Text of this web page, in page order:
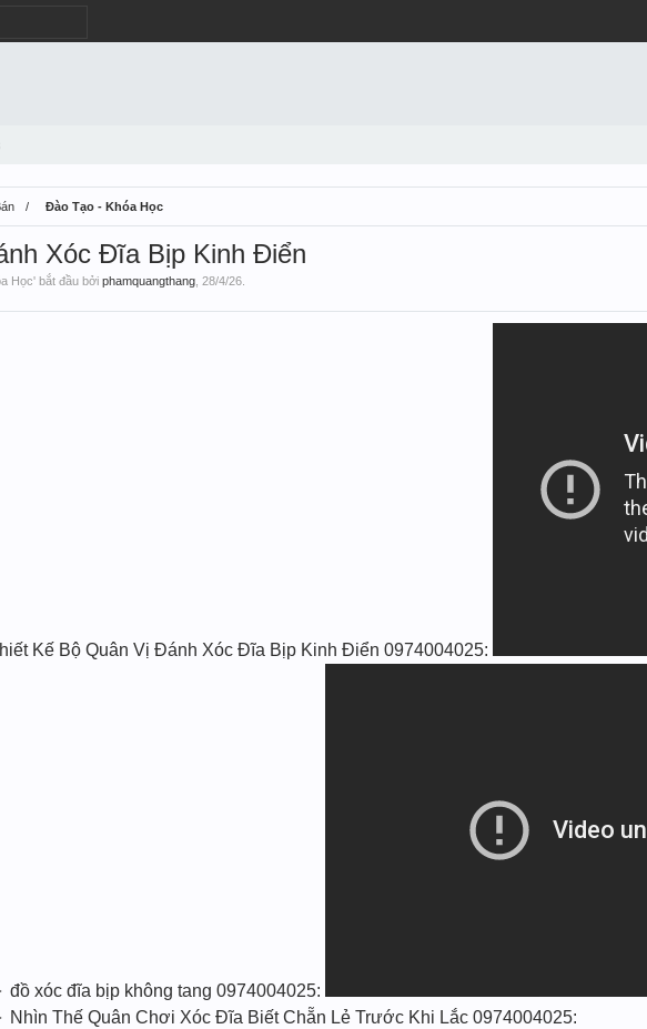
Đào Tạo - Khóa Học
Xóc Đĩa Bịp Kinh Điển
Học' bắt đầu bởi phamquangthang 28/4/26
Kế Bộ Quân Vị Đánh Xóc Đĩa Bịp Kinh Điển 0974004025:
đồ xóc đĩa bịp không tang 0974004025:
Nhìn Thế Quân Chơi Xóc Đĩa Biết Chẵn Lẻ Trước Khi Lắc 0974004025: